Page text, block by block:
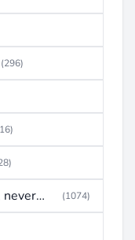
(296)
Refrigeración (heladeras, neveras, congeladores) (1074)